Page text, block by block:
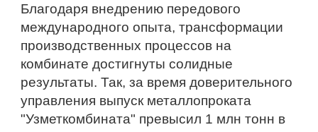
Благодаря внедрению передового
международного опыта, трансформации
производственных процессов на
комбинате достигнуты солидные
результаты. Так, за время доверительного
управления выпуск металлопроката
"Узметкомбината" превысил 1 млн тонн в